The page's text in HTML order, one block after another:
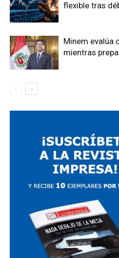
flexible tras
Minem evalúa
mientras